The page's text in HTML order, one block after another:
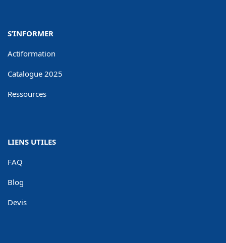
S’INFORMER
Actiformation
Catalogue 2025
Ressources
LIENS UTILES
FAQ
Blog
Devis